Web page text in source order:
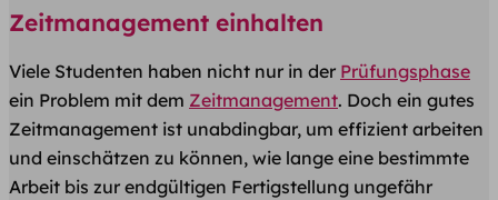
Zeitmanagement einhalten
Viele Studenten haben nicht nur in der Prüfungsphase
ein Problem mit dem Zeitmanagement. Doch ein gutes
Zeitmanagement ist unabdingbar, um effizient arbeiten
und einschätzen zu können, wie lange eine bestimmte
Arbeit bis zur endgültigen Fertigstellung ungefähr